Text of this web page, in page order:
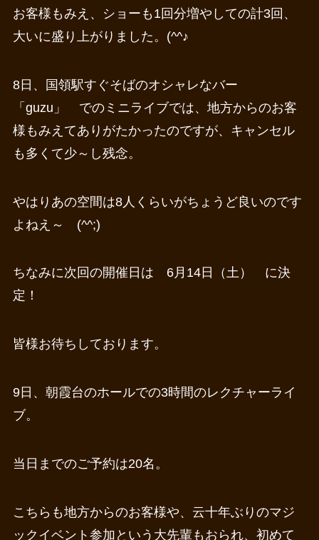
お客様もみえ、ショーも1回分増やしての計3回、
大いに盛り上がりました。(^^♪
8日、国領駅すぐそばのオシャレなバー
「guzu」 でのミニライブでは、地方からのお客
様もみえてありがたかったのですが、キャンセル
も多くて少～し残念。
やはりあの空間は8人くらいがちょうど良いのです
よねえ～ (^^;)
ちなみに次回の開催日は 6月14日（土） に決
定！
皆様お待ちしております。
9日、朝霞台のホールでの3時間のレクチャーライ
ブ。
当日までのご予約は20名。
こちらも地方からのお客様や、云十年ぶりのマジ
ックイベント参加という大先輩もおられ、初めて